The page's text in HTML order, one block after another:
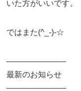
いた方がいいです。
ではまた(^_-)-☆
———————–
最新のお知らせ
———————–